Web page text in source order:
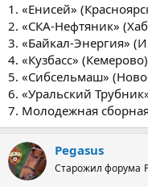
1. «Енисей»
2. «СКА-Нефтяник»
3. «Байкал-Энергия»
4. «Кузбасс»
5. «Сибсельмаш»
6. «Уральский
7. Молодежная
Pegasus
Старожил форума